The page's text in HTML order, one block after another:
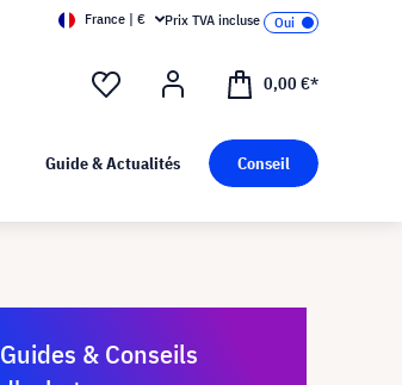
France | € Prix TVA incluse
0,00 €*
Guide & Actualités Conseil
Guides & Conseils